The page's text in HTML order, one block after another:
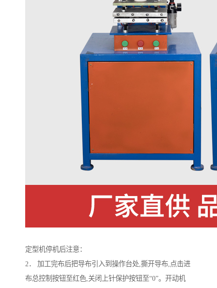
定型机停机后注意：
2． 加工完布后把导布引入到操作台处,撕开导布,点击进
布总控制按钮至红色,关闭上针保护按钮至“0”。开动机